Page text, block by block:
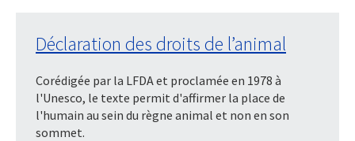
Déclaration des droits de l’animal
Corédigée par la LFDA et proclamée en 1978 à
l'Unesco, le texte permit d'affirmer la place de
l'humain au sein du règne animal et non en son
sommet.